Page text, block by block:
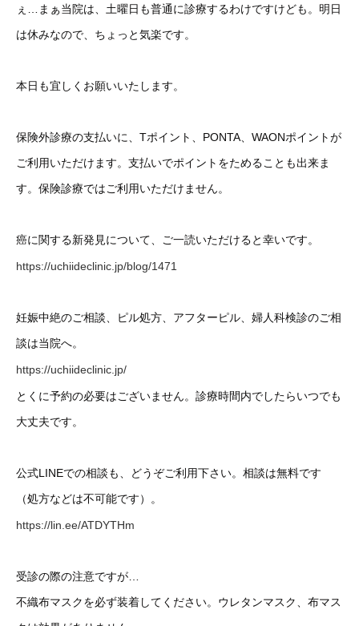
ぇ…まぁ当院は、土曜日も普通に診療するわけですけども。明日
は休みなので、ちょっと気楽です。
本日も宜しくお願いいたします。
保険外診療の支払いに、Tポイント、PONTA、WAONポイントが
ご利用いただけます。支払いでポイントをためることも出来ま
す。保険診療ではご利用いただけません。
癌に関する新発見について、ご一読いただけると幸いです。
https://uchiideclinic.jp/blog/1471
妊娠中絶のご相談、ピル処方、アフターピル、婦人科検診のご相
談は当院へ。
https://uchiideclinic.jp/
とくに予約の必要はございません。診療時間内でしたらいつでも
大丈夫です。
公式LINEでの相談も、どうぞご利用下さい。相談は無料です
（処方などは不可能です）。
https://lin.ee/ATDYTHm
受診の際の注意ですが…
不織布マスクを必ず装着してください。ウレタンマスク、布マス